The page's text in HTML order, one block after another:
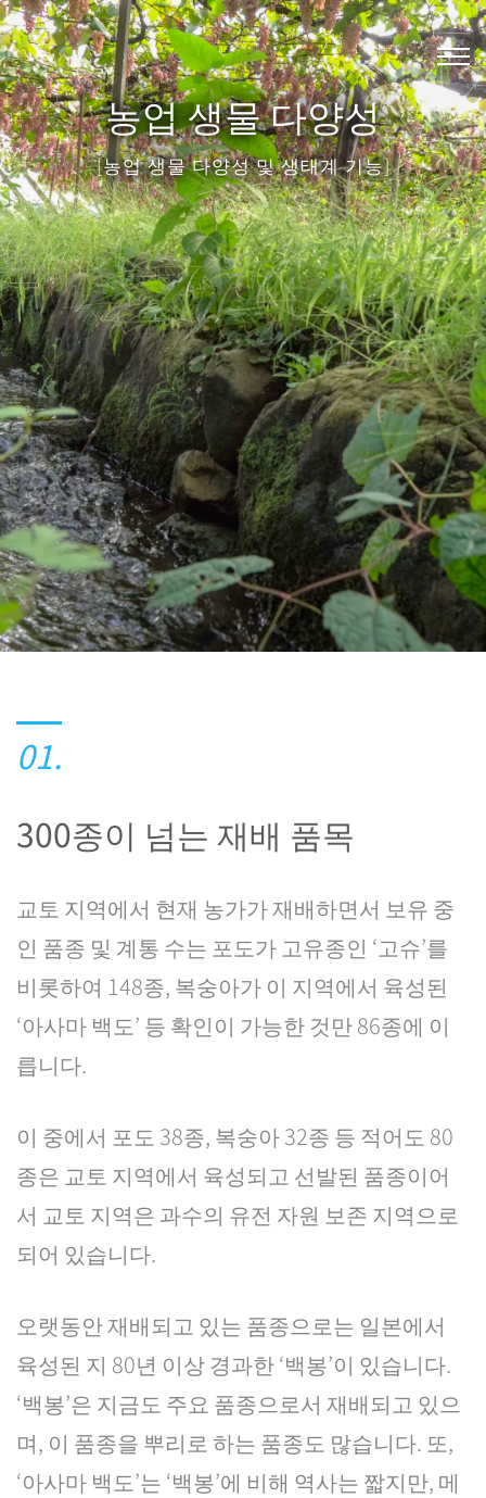
Skip
to
content
농업 생물 다양성
[농업 생물 다양성 및 생태계 기능]
01.
300종이 넘는 재배 품목
교토 지역에서 현재 농가가 재배하면서 보유 중
인 품종 및 계통 수는 포도가 고유종인 ‘고슈’를
비롯하여 148종, 복숭아가 이 지역에서 육성된
‘아사마 백도’ 등 확인이 가능한 것만 86종에 이
릅니다.
이 중에서 포도 38종, 복숭아 32종 등 적어도 80
종은 교토 지역에서 육성되고 선발된 품종이어
서 교토 지역은 과수의 유전 자원 보존 지역으로
되어 있습니다.
오랫동안 재배되고 있는 품종으로는 일본에서
육성된 지 80년 이상 경과한 ‘백봉’이 있습니다.
‘백봉’은 지금도 주요 품종으로서 재배되고 있으
며, 이 품종을 뿌리로 하는 품종도 많습니다. 또,
‘아사마 백도’는 ‘백봉’에 비해 역사는 짧지만, 메